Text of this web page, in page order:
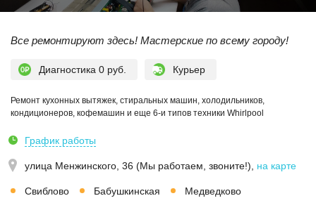
Все ремонтируют здесь! Мастерские по всему городу!
Диагностика 0 руб. Курьер
Ремонт кухонных вытяжек, стиральных машин, холодильников,
кондиционеров, кофемашин и еще 6-и типов техники Whirlpool
График работы
улица Менжинского, 36 (Мы работаем, звоните!) на карте
Свиблово Бабушкинская Медведково